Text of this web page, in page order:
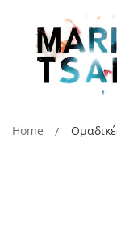
Home